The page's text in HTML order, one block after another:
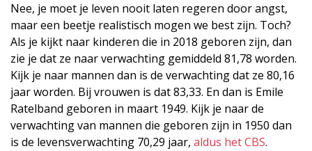
Nee, je moet je leven nooit laten regeren door angst,
maar een beetje realistisch mogen we best zijn. Toch?
Als je kijkt naar kinderen die in 2018 geboren zijn, dan
zie je dat ze naar verwachting gemiddeld 81,78 worden.
Kijk je naar mannen dan is de verwachting dat ze 80,16
jaar worden. Bij vrouwen is dat 83,33. En dan is Emile
Ratelband geboren in maart 1949. Kijk je naar de
verwachting van mannen die geboren zijn in 1950 dan
is de levensverwachting 70,29 jaar, aldus het CBS.